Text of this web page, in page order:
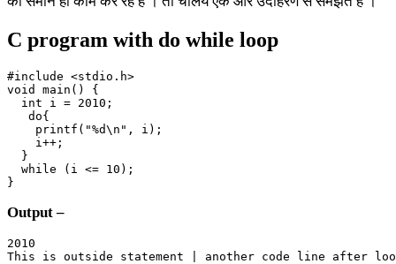
C program with do while loop
#include <stdio.h>
void main() {
int i = 2010;
do{
printf("%d\n", i);
i++;
}
while (i <= 10);
}
Output –
2010
This is outside statement | another code line after